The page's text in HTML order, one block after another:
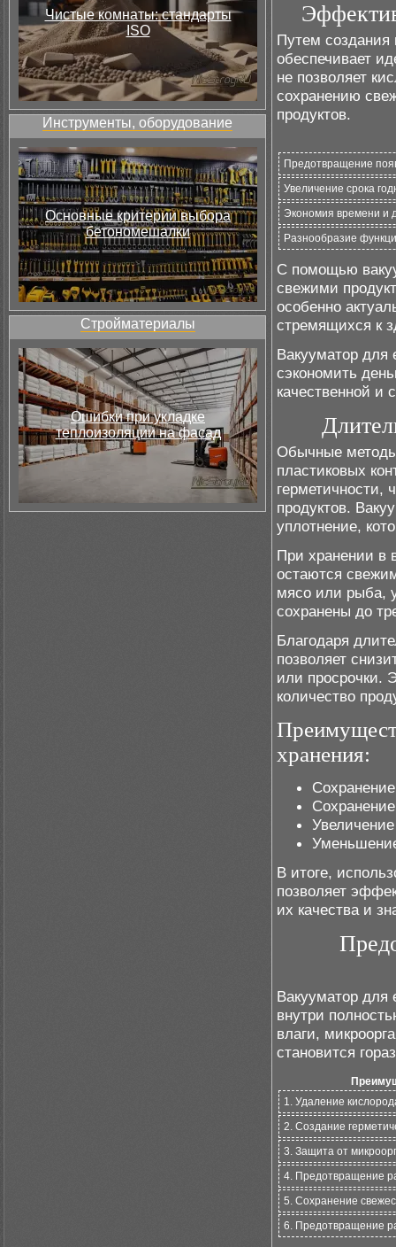
Чистые комнаты: стандарты
ISO
Инструменты, оборудование
Основные критерии выбора
бетономешалки
Стройматериалы
Ошибки при укладке
теплоизоляции на фасад
Путем создания
обеспечивает
не позволяет
сохранению
продуктов.
Предотвращение
Увеличение срока
Экономия времени и
Разнообразие
С помощью
свежими
особенно
стремящихся к
Вакууматор для
сэкономить
качественной и
Обычные методы
пластиковых
герметичности,
продуктов.
уплотнение,
При хранении в
остаются
мясо или рыба,
сохранены до
Благодаря
позволяет
или просрочки.
количество
хранения:
В итоге,
позволяет
их качества и
Вакууматор для
внутри
влаги,
становится
1. Удаление
2. Создание
3. Защита от
4. Предотвращение
5. Сохранение
6. Предотвращение